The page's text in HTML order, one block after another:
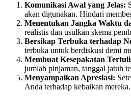
Komunikasi Awal yang Jelas:
akan digunakan. Hindari
Menentukan Jangka Waktu
realistis dan usulkan skema
Bersikap Terbuka terhadap
terbuka untuk berdiskusi demi
Membuat Kesepakatan
jumlah pinjaman, tanggal jatuh
Menyampaikan Apresiasi:
Anda terhadap kebaikan mereka.